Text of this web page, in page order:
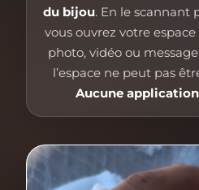
du bijou. En le scannant
vous ouvrez votre
photo, vidéo ou
l’espace ne peut pas
Aucune